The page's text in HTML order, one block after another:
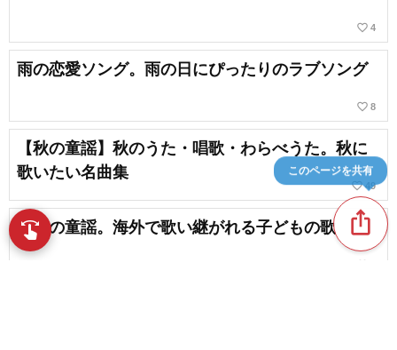
favorite_border 4
雨の恋愛ソング。雨の日にぴったりのラブソング
favorite_border 8
【秋の童謡】秋のうた・唱歌・わらべうた。秋に
歌いたい名曲集
favorite_border49
世界の童謡。海外で歌い継がれる子どもの歌 ios_share
このページを共有
swipe 指先で音楽をブラウズ